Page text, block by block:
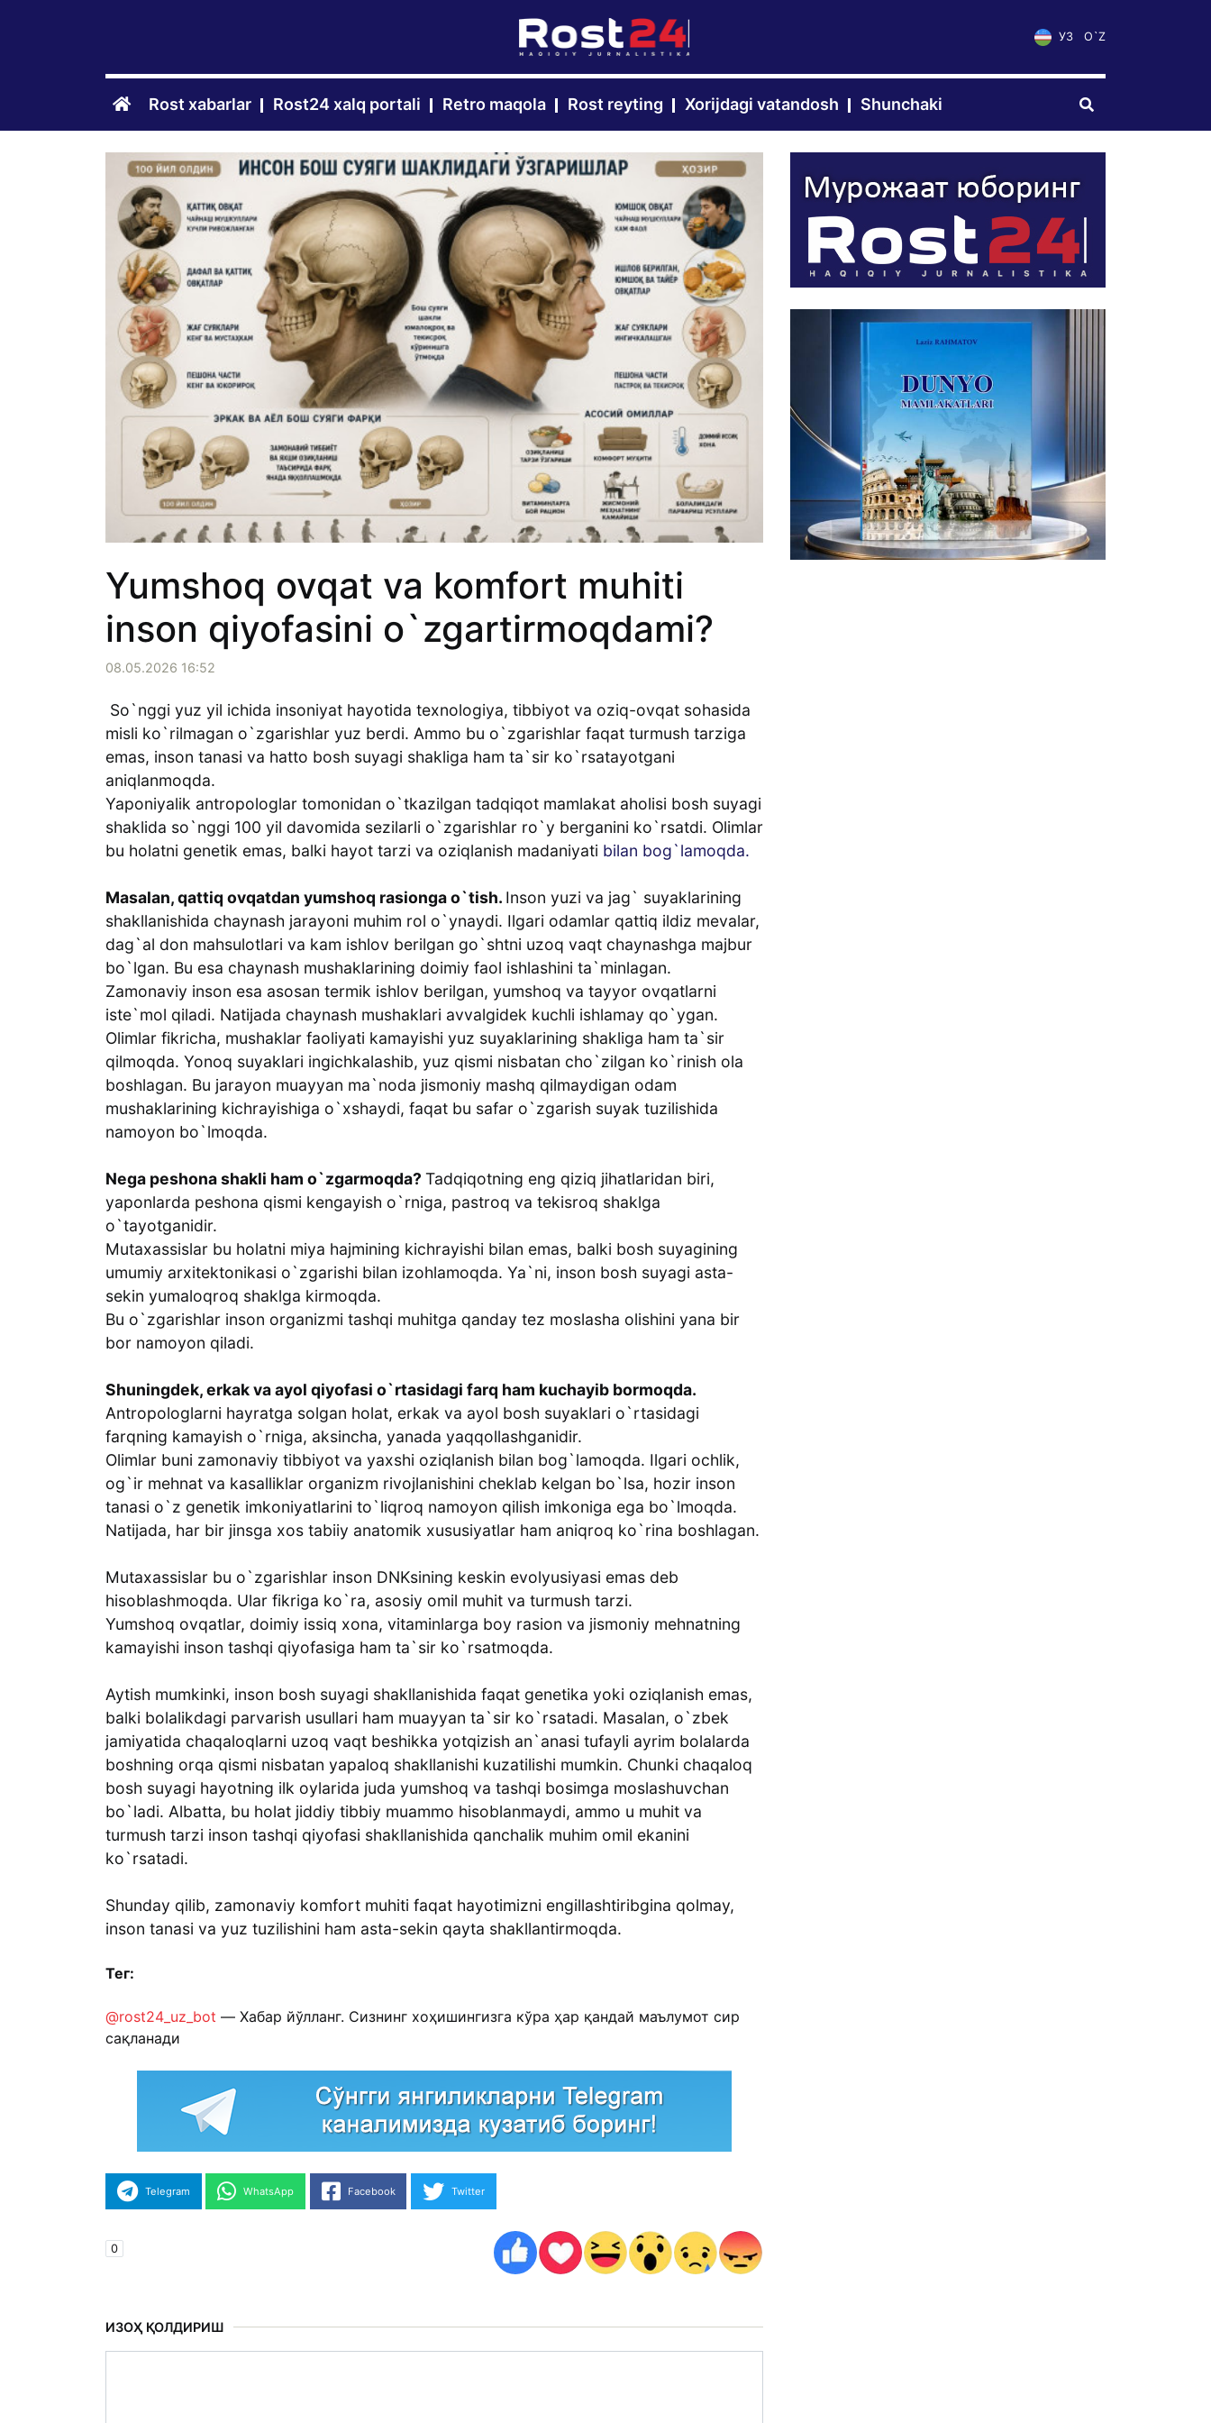
УЗ O`Z
Rost xabarlar Rost24 xalq portali Retro maqola Rost reyting Xorijdagi vatandosh Shunchaki
Yumshoq ovqat va komfort muhiti
inson qiyofasini o`zgartirmoqdami?
08.05.2026 16:52
So`nggi yuz yil ichida insoniyat hayotida texnologiya, tibbiyot va oziq-ovqat sohasida
misli ko`rilmagan o`zgarishlar yuz berdi. Ammo bu o`zgarishlar faqat turmush tarziga
emas, inson tanasi va hatto bosh suyagi shakliga ham ta`sir ko`rsatayotgani
aniqlanmoqda.
Yaponiyalik antropologlar tomonidan o`tkazilgan tadqiqot mamlakat aholisi bosh suyagi
shaklida so`nggi 100 yil davomida sezilarli o`zgarishlar ro`y berganini ko`rsatdi. Olimlar
bu holatni genetik emas, balki hayot tarzi va oziqlanish madaniyati bilan bog`lamoqda.
Masalan, qattiq ovqatdan yumshoq rasionga o`tish. Inson yuzi va jag` suyaklarining
shakllanishida chaynash jarayoni muhim rol o`ynaydi. Ilgari odamlar qattiq ildiz mevalar,
dag`al don mahsulotlari va kam ishlov berilgan go`shtni uzoq vaqt chaynashga majbur
bo`lgan. Bu esa chaynash mushaklarining doimiy faol ishlashini ta`minlagan.
Zamonaviy inson esa asosan termik ishlov berilgan, yumshoq va tayyor ovqatlarni
iste`mol qiladi. Natijada chaynash mushaklari avvalgidek kuchli ishlamay qo`ygan.
Olimlar fikricha, mushaklar faoliyati kamayishi yuz suyaklarining shakliga ham ta`sir
qilmoqda. Yonoq suyaklari ingichkalashib, yuz qismi nisbatan cho`zilgan ko`rinish ola
boshlagan. Bu jarayon muayyan ma`noda jismoniy mashq qilmaydigan odam
mushaklarining kichrayishiga o`xshaydi, faqat bu safar o`zgarish suyak tuzilishida
namoyon bo`lmoqda.
Nega peshona shakli ham o`zgarmoqda? Tadqiqotning eng qiziq jihatlaridan biri,
yaponlarda peshona qismi kengayish o`rniga, pastroq va tekisroq shaklga
o`tayotganidir.
Mutaxassislar bu holatni miya hajmining kichrayishi bilan emas, balki bosh suyagining
umumiy arxitektonikasi o`zgarishi bilan izohlamoqda. Ya`ni, inson bosh suyagi asta-
sekin yumaloqroq shaklga kirmoqda.
Bu o`zgarishlar inson organizmi tashqi muhitga qanday tez moslasha olishini yana bir
bor namoyon qiladi.
Shuningdek, erkak va ayol qiyofasi o`rtasidagi farq ham kuchayib bormoqda.
Antropologlarni hayratga solgan holat, erkak va ayol bosh suyaklari o`rtasidagi
farqning kamayish o`rniga, aksincha, yanada yaqqollashganidir.
Olimlar buni zamonaviy tibbiyot va yaxshi oziqlanish bilan bog`lamoqda. Ilgari ochlik,
og`ir mehnat va kasalliklar organizm rivojlanishini cheklab kelgan bo`lsa, hozir inson
tanasi o`z genetik imkoniyatlarini to`liqroq namoyon qilish imkoniga ega bo`lmoqda.
Natijada, har bir jinsga xos tabiiy anatomik xususiyatlar ham aniqroq ko`rina boshlagan.
Mutaxassislar bu o`zgarishlar inson DNKsining keskin evolyusiyasi emas deb
hisoblashmoqda. Ular fikriga ko`ra, asosiy omil muhit va turmush tarzi.
Yumshoq ovqatlar, doimiy issiq xona, vitaminlarga boy rasion va jismoniy mehnatning
kamayishi inson tashqi qiyofasiga ham ta`sir ko`rsatmoqda.
Aytish mumkinki, inson bosh suyagi shakllanishida faqat genetika yoki oziqlanish emas,
balki bolalikdagi parvarish usullari ham muayyan ta`sir ko`rsatadi. Masalan, o`zbek
jamiyatida chaqaloqlarni uzoq vaqt beshikka yotqizish an`anasi tufayli ayrim bolalarda
boshning orqa qismi nisbatan yapaloq shakllanishi kuzatilishi mumkin. Chunki chaqaloq
bosh suyagi hayotning ilk oylarida juda yumshoq va tashqi bosimga moslashuvchan
bo`ladi. Albatta, bu holat jiddiy tibbiy muammo hisoblanmaydi, ammo u muhit va
turmush tarzi inson tashqi qiyofasi shakllanishida qanchalik muhim omil ekanini
ko`rsatadi.
Shunday qilib, zamonaviy komfort muhiti faqat hayotimizni engillashtiribgina qolmay,
inson tanasi va yuz tuzilishini ham asta-sekin qayta shakllantirmoqda.
Тег:
@rost24_uz_bot — Хабар йўлланг. Сизнинг хоҳишингизга кўра ҳар қандай маълумот сир
сақланади
Telegram WhatsApp Facebook Twitter
0
ИЗОҲ ҚОЛДИРИШ